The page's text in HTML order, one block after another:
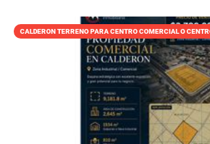
CALDERON TERRENO PARA CENTRO COMERCIAL O